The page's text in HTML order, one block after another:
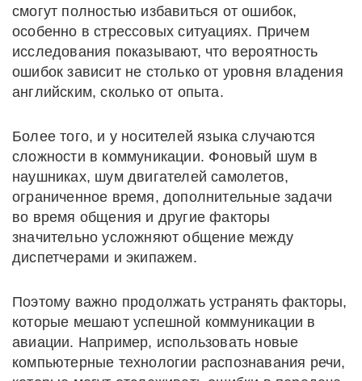
смогут полностью избавиться от ошибок,
особенно в стрессовых ситуациях. Причем
исследования показывают, что вероятность
ошибок зависит не столько от уровня владения
английским, сколько от опыта.
Более того, и у носителей языка случаются
сложности в коммуникации. Фоновый шум в
наушниках, шум двигателей самолетов,
ограниченное время, дополнительные задачи
во время общения и другие факторы
значительно усложняют общение между
диспетчерами и экипажем.
Поэтому важно продолжать устранять факторы,
которые мешают успешной коммуникации в
авиации. Например, использовать новые
компьютерные технологии распознавания речи,